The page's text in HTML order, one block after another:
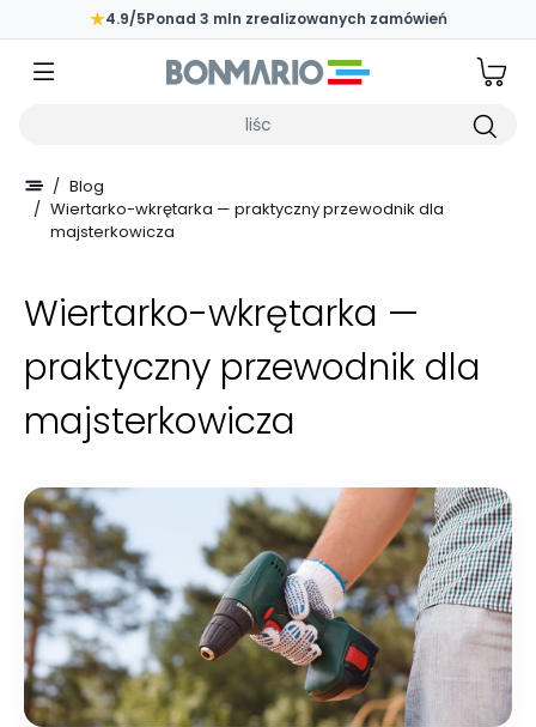
Przejdź do głównej zawartości strony
★4.9/5Ponad 3 mln zrealizowanych zamówień
/ Blog
/ Wiertarko-wkrętarka — praktyczny przewodnik dla
majsterkowicza
Wiertarko-wkrętarka —
praktyczny przewodnik dla
majsterkowicza